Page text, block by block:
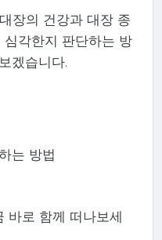
장의 건강과 대장 종
각한지 판단하는 방
겠습니다.
는 방법
바로 함께 떠나보세